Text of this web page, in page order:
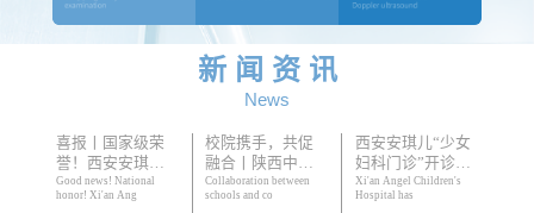
新 闻 资 讯
News
喜报丨国家级荣
誉！西安安琪儿
获评“爱婴行动”爱
婴医院持续质量
Good news! National
honor! Xi'an Ang
校院携手，共促
融合丨陕西中医
药大学公共卫生
学院师生来院开
Collaboration between
schools and co
西安安琪儿“少女
妇科门诊”开诊，
守护0-18岁花蕾自
然绽放
Xi'an Angel Children's
Hospital has